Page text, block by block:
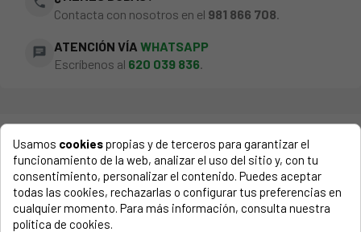
Contacta con nosotros en el 981 866 708
chat ATENCIÓN VÍA WHATSAPP
Escríbenos al 620 039 836.
COMPATIBLE CON...
El número de modelo lo encontrarás en la etiqueta de tu
electrodoméstico. Suele estar formado por números y
letras.
Usamos cookiespropias y de terceros para garantizar el
funcionamiento de la web, analizar el uso del sitio y, con tu
consentimiento, personalizar el contenido. Puedes aceptar
todas las cookies, rechazarlas o configurar tus preferencias en
cualquier momento. Para más información, consulta nuestra
política de cookies.